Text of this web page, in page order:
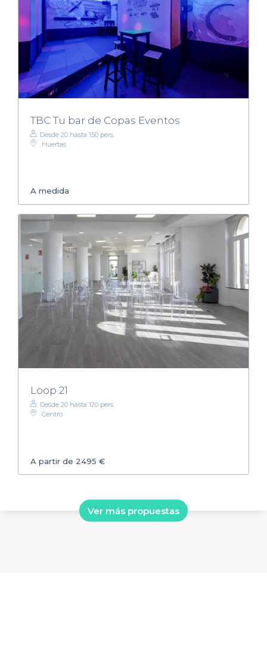
TBC Tu bar de Copas Eventos
Desde 20 hasta 150 pers.
Huertas
A medida
Loop 21
Desde 20 hasta 120 pers.
Centro
A partir de 2495 €
Ver más propuestas